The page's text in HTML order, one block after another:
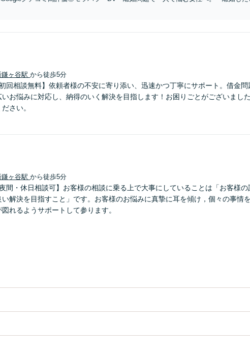
鎌ヶ谷駅 から徒歩5分
回相談無料】依頼者様の不安に寄り添い、迅速かつ丁寧にサポート。借金問
お悩みに対応し、納得のいく解決を目指します！お困りごとがございまし
さい。
鎌ヶ谷駅 から徒歩5分
間・休日相談可】お客様の相談に乗る上で大事にしていることは「お客様の
解決を目指すこと」です。お客様のお悩みに真摯に耳を傾け，個々の事情
れるようサポートして参ります。